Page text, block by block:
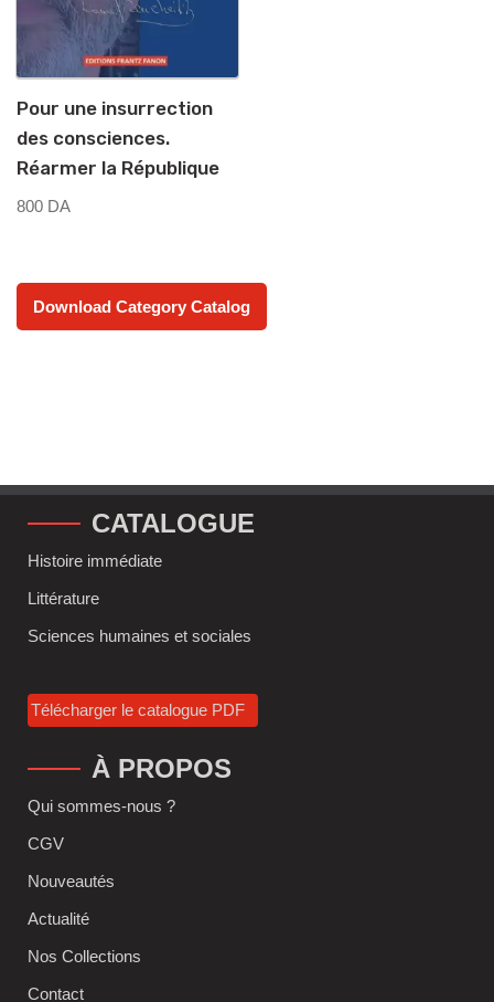
Pour une insurrection
des consciences.
Réarmer la République
800 DA
Download Category Catalog
CATALOGUE
Histoire immédiate
Littérature
Sciences humaines et sociales
Télécharger le catalogue PDF
À PROPOS
Qui sommes-nous ?
CGV
Nouveautés
Actualité
Nos Collections
Contact